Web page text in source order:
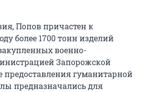
Попов причастен к
более 1700 тонн изделий
военно-
Запорожской
предоставления гуманитарной
предназначались для